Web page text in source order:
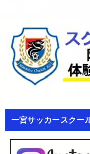
一宮サッカースクー